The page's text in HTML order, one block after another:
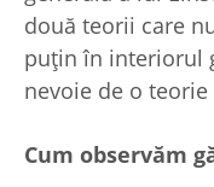
două teorii care
puțin în interiorul
nevoie de o
Cum observăm